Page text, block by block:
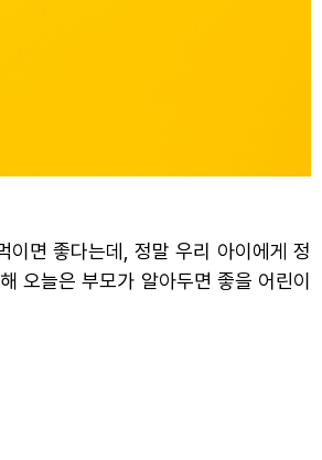
면 좋다는데, 정말 우리 아이에게 정
오늘은 부모가 알아두면 좋을 어린이